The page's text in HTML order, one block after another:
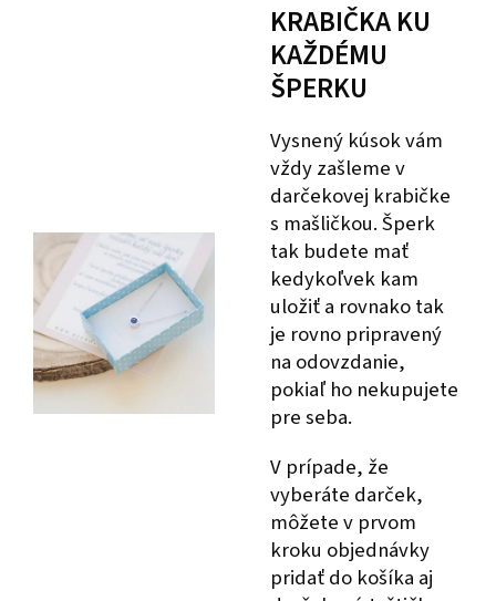
KRABIČKA KU
KAŽDÉMU
ŠPERKU
Vysnený kúsok vám
vždy zašleme v
darčekovej krabičke
s mašličkou. Šperk
tak budete mať
kedykoľvek kam
uložiť a rovnako tak
je rovno pripravený
na odovzdanie,
pokiaľ ho nekupujete
pre seba.
V prípade, že
vyberáte darček,
môžete v prvom
kroku objednávky
pridať do košíka aj